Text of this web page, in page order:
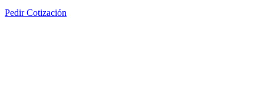
Pedir Cotización